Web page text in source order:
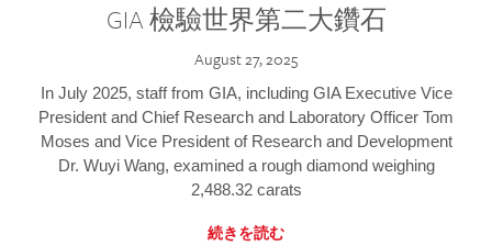
GIA 檢驗世界第二大鑽石
August 27, 2025
In July 2025, staff from GIA, including GIA Executive Vice
President and Chief Research and Laboratory Officer Tom
Moses and Vice President of Research and Development
Dr. Wuyi Wang, examined a rough diamond weighing
2,488.32 carats
続きを読む